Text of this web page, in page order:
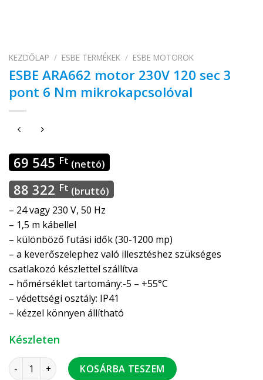
KEZDŐLAP / ESBE TERMÉKEK / ESBE MOTOROK
ESBE ARA662 motor 230V 120 sec 3
pont 6 Nm mikrokapcsolóval
69 545 Ft (nettó)
88 322 Ft (bruttó)
– 24 vagy 230 V, 50 Hz
– 1,5 m kábellel
– különböző futási idők (30-1200 mp)
– a keverőszelephez való illesztéshez szükséges
csatlakozó készlettel szállítva
– hőmérséklet tartomány:-5 – +55°C
– védettségi osztály: IP41
– kézzel könnyen állítható
Készleten
ESBE ARA662 motor 230V 120 sec 3 pont 6 Nm
KOSÁRBA TESZEM